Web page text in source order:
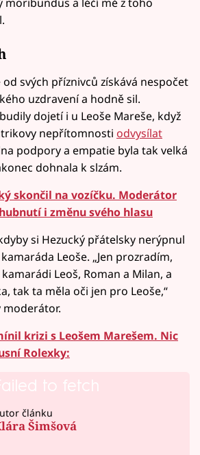
od svých příznivců získává nespočet
uzdravení a hodně sil.
dojetí i u Leoše Mareše, když
nepřítomnosti odvysílat
podpory a empatie byla tak velká
dohnala k slzám.
skončil na vozíčku. Moderátor
i změnu svého hlasu
si Hezucký přátelsky nerýpnul
Leoše. „Jen prozradím,
Leoš, Roman a Milan, a
tak ta měla oči jen pro Leoše,“
krizi s Leošem Marešem. Nic
Rolexky:
to fetch
článku
Šimšová